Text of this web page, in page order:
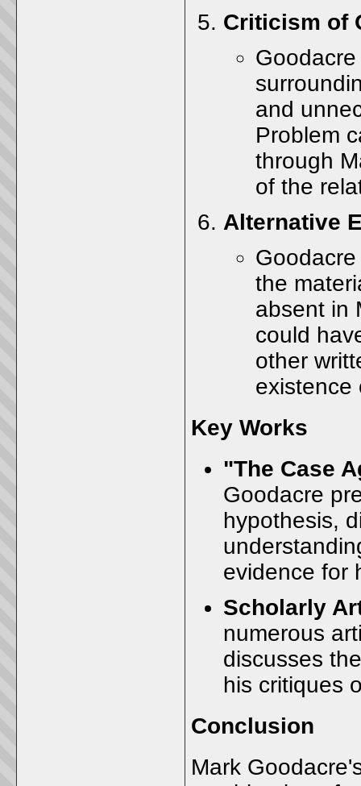
Criticism of
and
Problem
through
of the
Alternative
the
absent in
could
other
existence
Key Works
"The Case
Goodacre
hypothesis,
evidence for
Scholarly
numerous
discusses
his critiques
Conclusion
Mark